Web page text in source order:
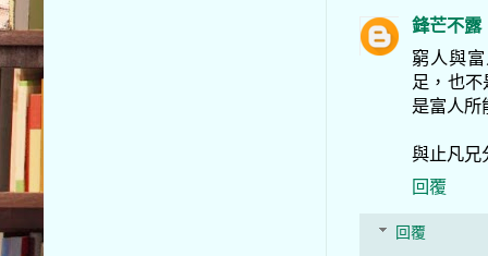
鋒芒不露
窮人與
足，也
是富人
與止凡兄
回覆
回覆